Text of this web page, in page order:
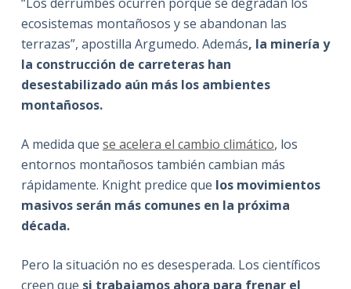
“Los derrumbes ocurren porque se degradan los
ecosistemas montañosos y se abandonan las
terrazas”, apostilla Argumedo. Además, la minería y
la construcción de carreteras han
desestabilizado aún más los ambientes
montañosos.
A medida que se acelera el cambio climático, los
entornos montañosos también cambian más
rápidamente. Knight predice que los movimientos
masivos serán más comunes en la próxima
década.
Pero la situación no es desesperada. Los científicos
creen que si trabajamos ahora para frenar el